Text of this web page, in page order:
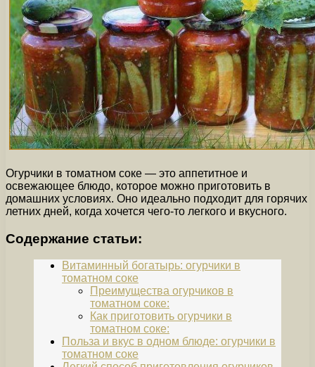
Огурчики в томатном соке — это аппетитное и
освежающее блюдо, которое можно приготовить в
домашних условиях. Оно идеально подходит для горячих
летних дней, когда хочется чего-то легкого и вкусного.
Содержание статьи:
Витаминный богатырь: огурчики в
томатном соке
Преимущества огурчиков в
томатном соке:
Как приготовить огурчики в
томатном соке:
Польза и вкус в одном блюде: огурчики в
томатном соке